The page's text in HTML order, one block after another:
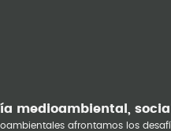
medioambiental,
afrontamos los